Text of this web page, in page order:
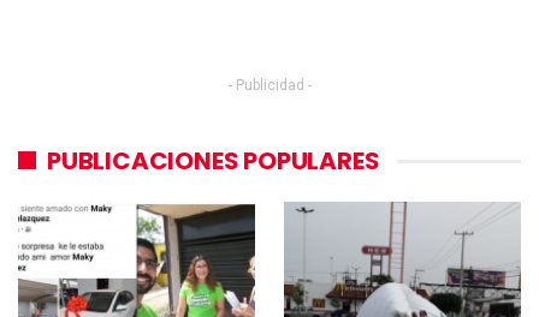
- Publicidad -
PUBLICACIONES POPULARES